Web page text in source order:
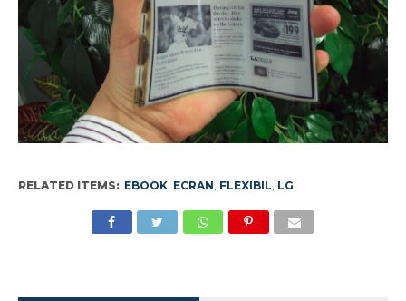
RELATED ITEMS: EBOOK, ECRAN, FLEXIBIL, LG